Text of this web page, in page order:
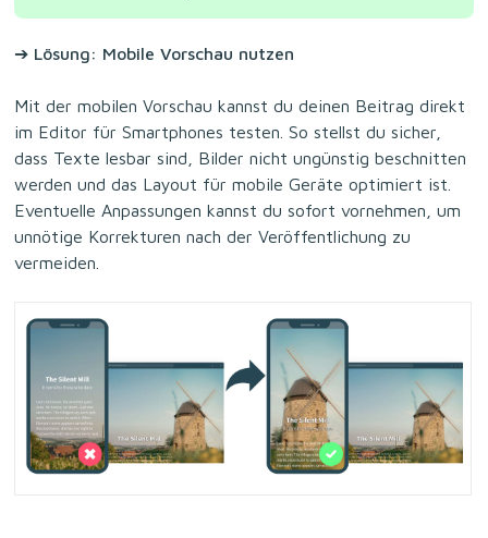
➔ Lösung: Mobile Vorschau nutzen
Mit der mobilen Vorschau kannst du deinen Beitrag direkt
im Editor für Smartphones testen. So stellst du sicher,
dass Texte lesbar sind, Bilder nicht ungünstig beschnitten
werden und das Layout für mobile Geräte optimiert ist.
Eventuelle Anpassungen kannst du sofort vornehmen, um
unnötige Korrekturen nach der Veröffentlichung zu
vermeiden.